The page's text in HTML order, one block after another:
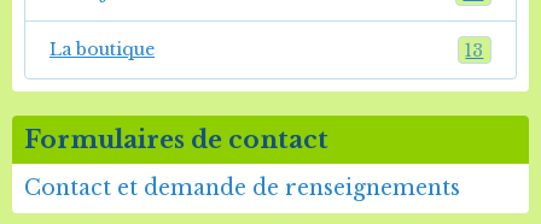
La boutique 13
Formulaires de contact
Contact et demande de renseignements